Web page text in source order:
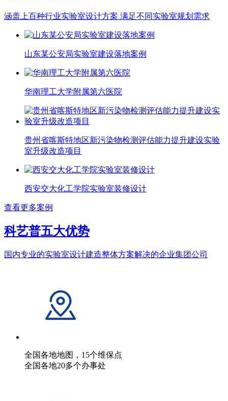
涵盖上百种行业实验室设计方案 满足不同实验室规划需求
山东某公安局实验室建设落地案例
华南理工大学附属第六医院
贵州省喀斯特地区新污染物检测评估能力提升建设实验
室升级改造项目
西安交大化工学院实验室装修设计
查看更多案例
科艺普五大优势
国内专业的实验室设计建造整体方案解决的企业集团公司
全国各地地图，15个维保点
全国各地20多个办事处